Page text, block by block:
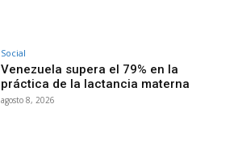
Social
Venezuela supera el 79% en la
práctica de la lactancia materna
agosto 8, 2026